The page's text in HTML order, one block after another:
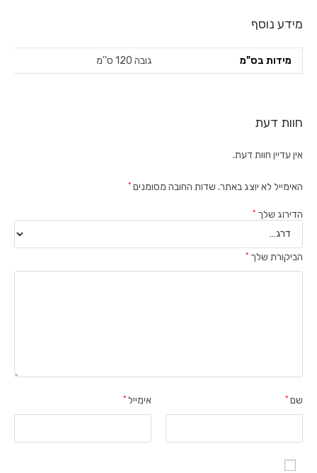
מידע נוסף
מידות בס"מ גובה 120 ס''מ
חוות דעת
אין עדיין חוות דעת.
האימייל לא יוצג באתר. שדות החובה מסומנים *
הדירוג שלך *
הביקורת שלך *
שם * אימייל *